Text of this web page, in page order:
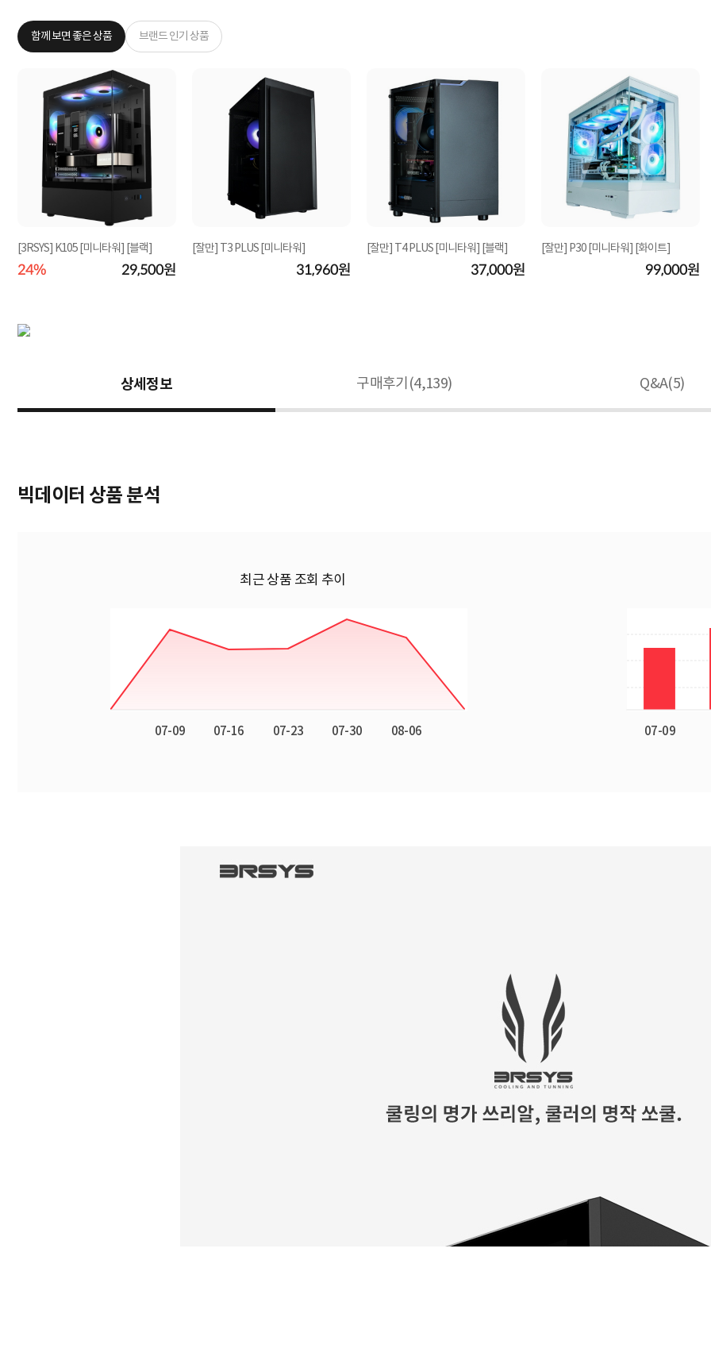
함께 보면 좋은 상품 브랜드 인기 상품
[3RSYS] K105 [미니타워] [블랙]
24% 29,500원
[잘만] T3 PLUS [미니타워]
31,960원
[잘만] T4 PLUS [미니타워] [블랙]
37,000원
[잘만] P30 [미니타워] [화이트]
99,000원
상세정보 구매후기(4,139) Q&A(5)
빅데이터 상품 분석
최근 상품 조회 추이